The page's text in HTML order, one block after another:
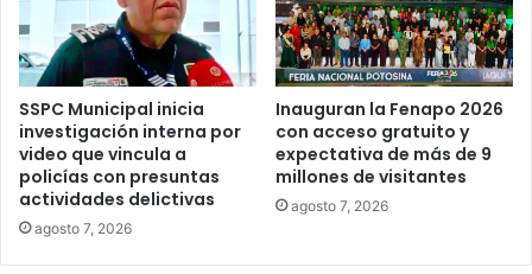
SSPC Municipal inicia
investigación interna por
video que vincula a
policías con presuntas
actividades delictivas
agosto 7, 2026
Inauguran la Fenapo 2026
con acceso gratuito y
expectativa de más de 9
millones de visitantes
agosto 7, 2026